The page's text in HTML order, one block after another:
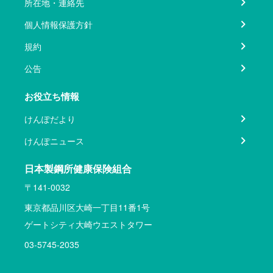
所在地・連絡先
個人情報保護方針
規約
公告
お役立ち情報
けんぽだより
けんぽニュース
日本製鋼所健康保険組合
〒141-0032
東京都品川区大崎一丁目11番1号
ゲートシティ大崎ウエストタワー
03-5745-2035